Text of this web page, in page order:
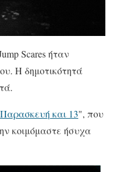
Scares ήταν
Η δημοτικότητά
Παρασκευή και 13", που
κοιμόμαστε ήσυχα